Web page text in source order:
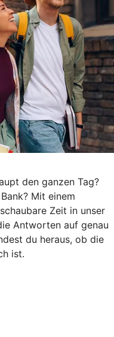
den ganzen Tag?
Mit einem
Zeit in unser
Antworten auf genau
du heraus, ob die
ist.